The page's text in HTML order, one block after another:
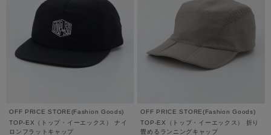
OFF PRICE STORE(Fashion Goods)
TOP-EX（トップ・イーエックス） ナイ
ロンフラットキャップ
OFF PRICE STORE(Fashion Goods)
TOP-EX（トップ・イーエックス） 折り
畳めるランニングキャップ